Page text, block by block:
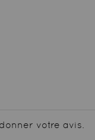
votre avis.